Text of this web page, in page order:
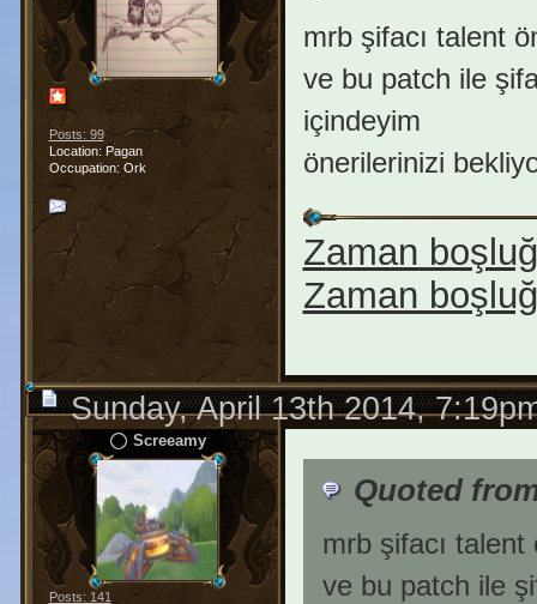
Posts: 99
Location: Pagan
Occupation: Ork
mrb şifacı talent
ve bu patch ile
içindeyim
önerilerinizi
Zaman
Zaman
Sunday, April 13th 2014,
Screeamy
Posts: 141
Quoted
mrb şifacı
ve bu patch ile